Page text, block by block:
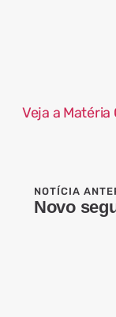
Veja a Matéria
NOTÍCIA